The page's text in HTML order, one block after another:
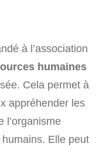
à l’association
humaines
Cela permet à
appréhender les
l’organisme
Elle peut